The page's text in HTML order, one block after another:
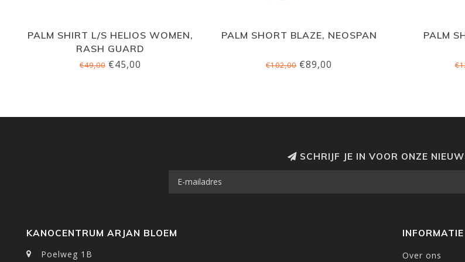
PALM SHIRT L/S HELIOS WOMEN,
RASH GUARD
€49,00€45,00
PALM SHORT BLAZE, NEOSPAN
€102,00€89,00
PALM
SCHRIJF JE IN VOOR ONZE
KANOCENTRUM ARJAN BLOEM
Poelweg 1B
INFORMATIE
Over ons